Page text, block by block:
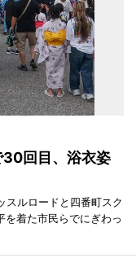
回目、浴衣姿
スルロードと四番町スク
を着た市民らでにぎわっ